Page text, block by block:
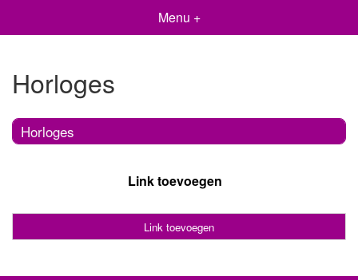
Menu +
Horloges
Horloges
Link toevoegen
Link toevoegen